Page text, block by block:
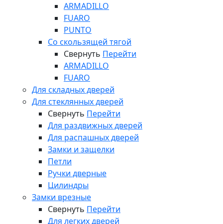
ARMADILLO
FUARO
PUNTO
Со скользящей тягой
Свернуть Перейти
ARMADILLO
FUARO
Для складных дверей
Для стеклянных дверей
Свернуть Перейти
Для раздвижных дверей
Для распашных дверей
Замки и защелки
Петли
Ручки дверные
Цилиндры
Замки врезные
Свернуть Перейти
Для легких дверей